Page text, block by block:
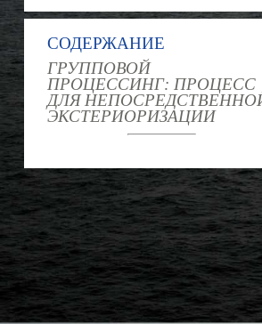
СОДЕРЖАНИЕ
ГРУППОВОЙ
ПРОЦЕССИНГ: ПРОЦЕСС
ДЛЯ
ЭКСТЕРИОРИЗАЦИИ